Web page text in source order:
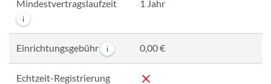
Mindestvertragslaufzeit
i
1 Jahr
Einrichtungsgebühr i 0,00 €
Echtzeit-Registrierung